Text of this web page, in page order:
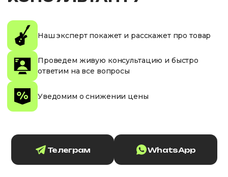
Наш эксперт покажет и расскажет про товар
Проведем живую консультацию и быстро
ответим на все вопросы
Уведомим о снижении цены
Телеграм WhatsApp